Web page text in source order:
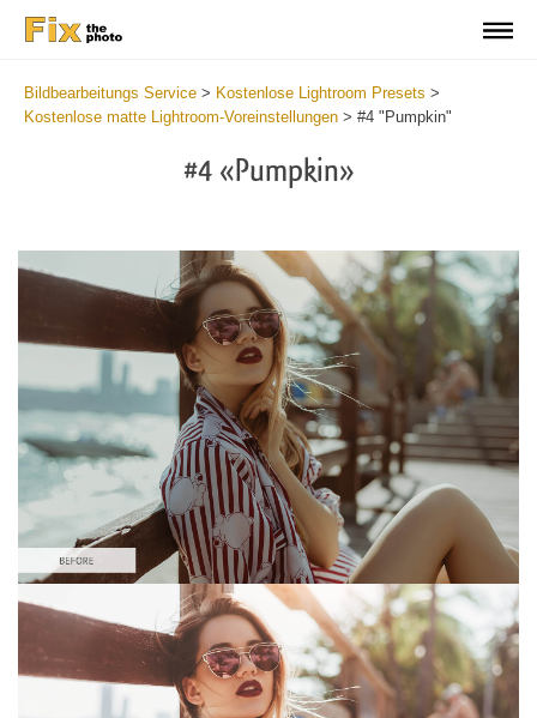
Bildbearbeitungs Service > Kostenlose Lightroom Presets >
Kostenlose matte Lightroom-Voreinstellungen > #4 "Pumpkin"
#4 «Pumpkin»
Bitte wählen Sie
Free Matte Preset #4
Matte Dream
(70 Lr Presets)